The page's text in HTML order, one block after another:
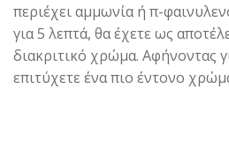
περιέχει αμμωνία ή π-
για 5 λεπτά, θα έχετε ως
διακριτικό χρώμα. Αφήνοντας
επιτύχετε ένα πιο έντονο